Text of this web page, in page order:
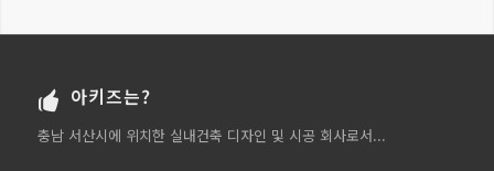
아키즈는?
충남 서산시에 위치한 실내건축 디자인 및 시공 회사로서...